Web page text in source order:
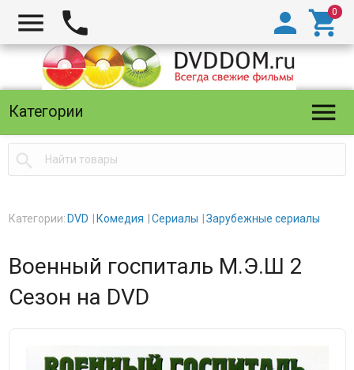
  

Категории 

Категории: DVD Комедия Сериалы Зарубежные сериалы
Военный госпиталь М.Э.Ш 2
Сезон на DVD